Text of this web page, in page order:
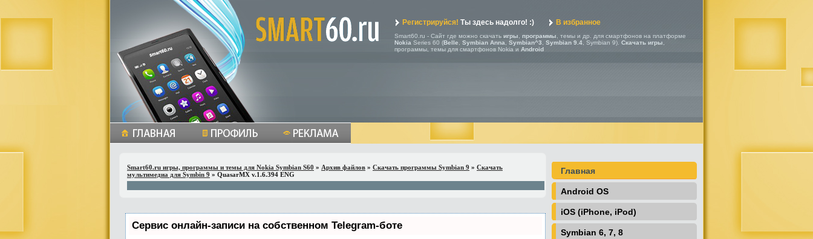
Регистрируйся! Ты здесь надолго! :) В избранное
Smart60.ru - Сайт где можно скачать игры программы , темы и др. для смартфонов на платформе
Nokia Series 60 (Belle Symbian Anna Symbian^3 Symbian 9.4 , Symbian 9). Скачать игры
программы, темы для смартфонов Nokia и Android
Smart60.ru игры, программы и темы для Nokia Symbian S60 » Архив файлов » Скачать программы Symbian 9 » Скачать
мультимедиа для Symbin 9 » QuasarMX v.1.6.394 ENG
Сервис онлайн-записи на собственном Telegram-боте
Главная
Android OS
iOS (iPhone, iPod)
Symbian 6, 7, 8